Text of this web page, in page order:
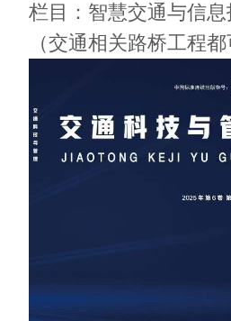
栏目：智慧交通与信
（交通相关路桥工程都